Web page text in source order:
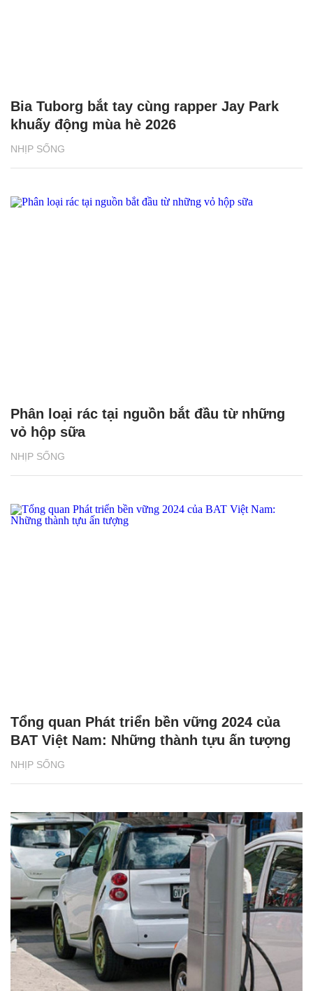
NHỊP SỐNG
Bia Tuborg bắt tay cùng rapper Jay Park
khuấy động mùa hè 2026
NHỊP SỐNG
Phân loại rác tại nguồn bắt đầu từ những
vỏ hộp sữa
NHỊP SỐNG
Tổng quan Phát triển bền vững 2024 của
BAT Việt Nam: Những thành tựu ấn tượng